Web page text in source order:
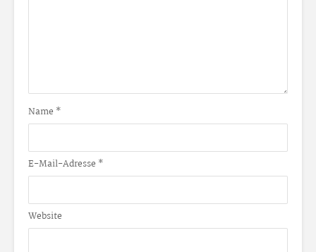
Name *
E-Mail-Adresse *
Website